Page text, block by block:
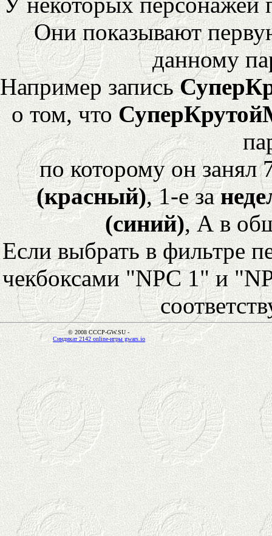
Они показывают
данному
Например запись
о том, что
по которому он
(красный), 1-е за
(синий), А в
Если выбрать в фильтре
чекбоксами "NPC 1" и
© 2008 CCCP-GW.SU -
Синдикат 2142 online-игры gwars.io